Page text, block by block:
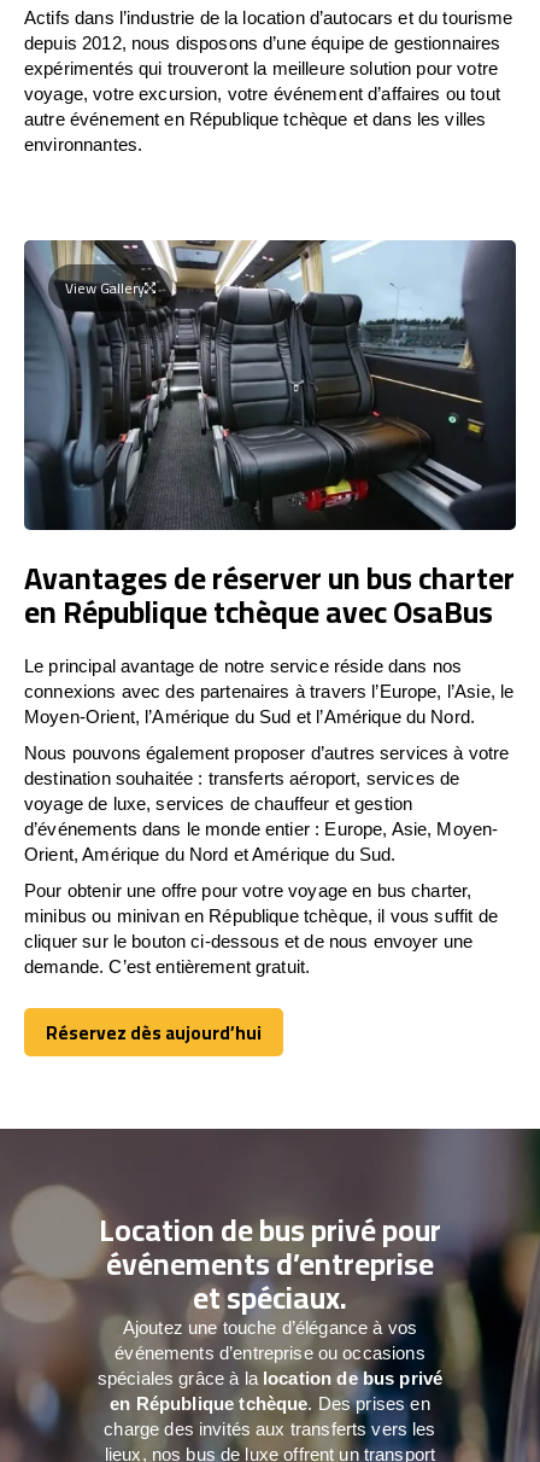
Actifs dans l’industrie de la location d’autocars et du tourisme
depuis 2012, nous disposons d’une équipe de gestionnaires
expérimentés qui trouveront la meilleure solution pour votre
voyage, votre excursion, votre événement d’affaires ou tout
autre événement en République tchèque et dans les villes
environnantes.
View Gallery
Avantages de réserver un bus charter
en République tchèque avec OsaBus
Le principal avantage de notre service réside dans nos
connexions avec des partenaires à travers l’Europe, l’Asie, le
Moyen-Orient, l’Amérique du Sud et l’Amérique du Nord.
Nous pouvons également proposer d’autres services à votre
destination souhaitée : transferts aéroport, services de
voyage de luxe, services de chauffeur et gestion
d’événements dans le monde entier : Europe, Asie, Moyen-
Orient, Amérique du Nord et Amérique du Sud.
Pour obtenir une offre pour votre voyage en bus charter,
minibus ou minivan en République tchèque, il vous suffit de
cliquer sur le bouton ci-dessous et de nous envoyer une
demande. C’est entièrement gratuit.
Réservez dès aujourd’hui
Réservez dès aujourd’hui
Location de bus privé pour
événements d’entreprise
et spéciaux.
Ajoutez une touche d’élégance à vos
événements d’entreprise ou occasions
spéciales grâce à la location de bus privé
en République tchèque. Des prises en
charge des invités aux transferts vers les
lieux, nos bus de luxe offrent un transport